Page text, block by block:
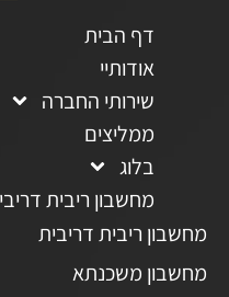
דף הבית
אודותיי
שירותי החברה
ממליצים
בלוג
מחשבון ריבית
מחשבון ריבית דריבית
מחשבון משכנתא